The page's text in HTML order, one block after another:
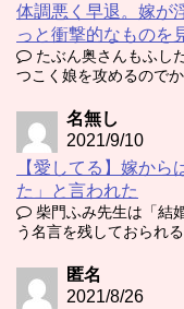
体調悪く早退。嫁が
っと衝撃的なものを
たぶん奥さんもふし
つこく娘を攻めるので
名無し
2021/9/10
【愛してる】嫁か
た」と言われた
柴門ふみ先生は「結
う名言を残しておられる
匿名
2021/8/26